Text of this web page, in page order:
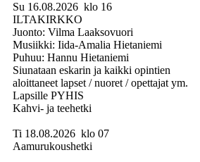
Su 16.08.2026 klo 16
ILTAKIRKKO
Juonto: Vilma Laaksovuori
Musiikki: Iida-Amalia Hietaniemi
Puhuu: Hannu Hietaniemi
Siunataan eskarin ja kaikki opintien
aloittaneet lapset / nuoret / opettajat ym.
Lapsille PYHIS
Kahvi- ja teehetki
Ti 18.08.2026 klo 07
Aamurukoushetki